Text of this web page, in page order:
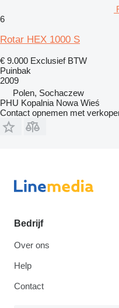
6
Rotar HEX 1000 S
€ 9.000 Exclusief BTW
Puinbak
2009
Polen, Sochaczew
PHU Kopalnia Nowa Wieś
Contact opnemen met
Bedrijf
Over ons
Help
Contact